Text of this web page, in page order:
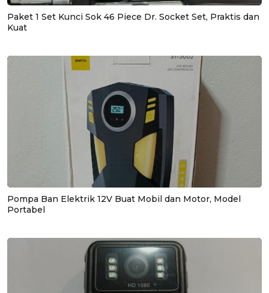
Paket 1 Set Kunci Sok 46 Piece Dr. Socket Set, Praktis dan
Kuat
Pompa Ban Elektrik 12V Buat Mobil dan Motor, Model
Portabel